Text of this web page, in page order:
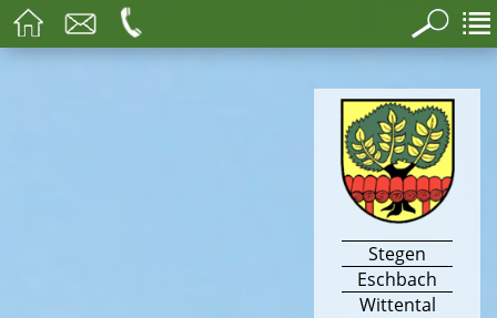
Stegen
Eschbach
Wittental